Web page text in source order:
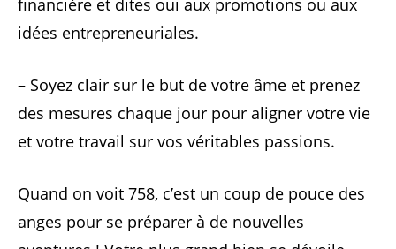
idées entrepreneuriales.
– Soyez clair sur le but de votre âme et prenez
des mesures chaque jour pour aligner votre vie
et votre travail sur vos véritables passions.
Quand on voit 758, c’est un coup de pouce des
anges pour se préparer à de nouvelles